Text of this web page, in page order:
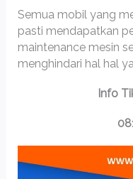
Semua mobil yang
pasti mendapatkan
maintenance mesin
menghindari hal hal
Info